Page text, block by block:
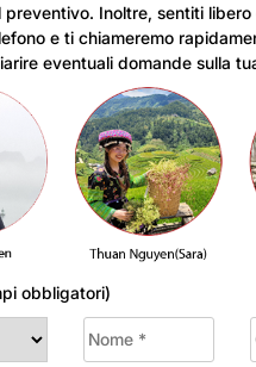
preventivo. Inoltre, sentiti
e ti chiameremo
eventuali domande sulla
obbligatori)